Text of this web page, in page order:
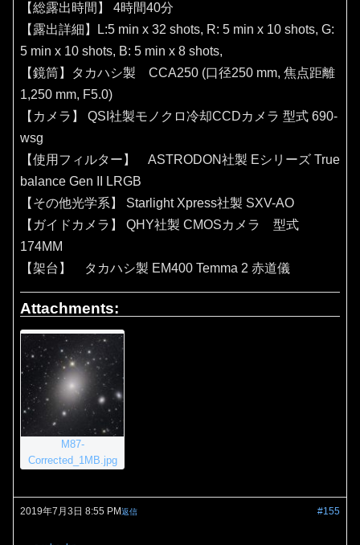
【総露出時間】 4時間40分
【露出詳細】L:5 min x 32 shots, R: 5 min x 10 shots, G:
5 min x 10 shots, B: 5 min x 8 shots,
【鏡筒】タカハシ製 CCA250 (口径250 mm, 焦点距離
1,250 mm, F5.0)
【カメラ】 QSI社製モノクロ冷却CCDカメラ 型式 690-
wsg
【使用フィルター】 ASTRODON社製 Eシリーズ True
balance Gen II LRGB
【その他光学系】 Starlight Xpress社製 SXV-AO
【ガイドカメラ】 QHY社製 CMOSカメラ 型式
174MM
【架台】 タカハシ製 EM400 Temma 2 赤道儀
Attachments:
M87-
Corrected_1MB.jpg
2019年7月3日 8:55 PM #155
返信